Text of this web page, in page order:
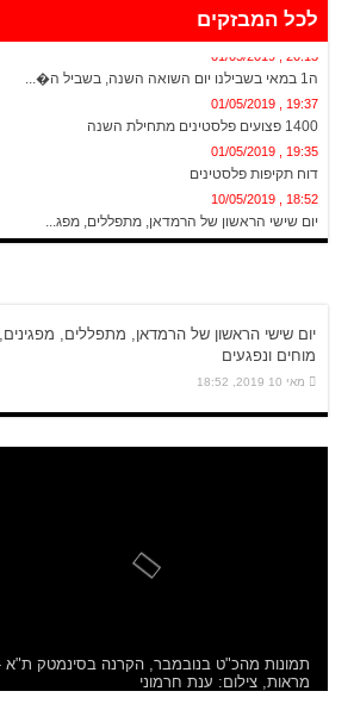
לכל המבזקים
ה1 במאי בשבילנו יום השואה השנה, בשביל ה�...
19:37 , 01/05/2019
1400 פצועים פלסטינים מתחילת השנה
19:35 , 01/05/2019
דוח תקיפות פלסטינים
18:52 , 10/05/2019
יום שישי הראשון של הרמדאן, מתפללים, מפג...
יום שישי הראשון של הרמדאן, מתפללים, מפגינים,
מוחים ונפגעים
מאי 10 2019, 18:52
תמונות מהכ"ט בנובמבר, הקרנה בסינמטק ת"א
מראות, צילום: ענת חרמוני